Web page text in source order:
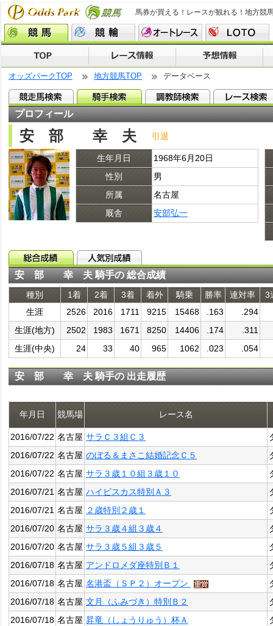
馬券が買える！レースが観れる！地方競
オッズパークTOP 地方競馬TOP データベース
プロフィール
安 部 幸 夫 引退
生年月日
1968年6月20日
性別
男
所属
名古屋
厩舎
安部弘一
安 部 幸 夫 騎手の 総合成績
種別 1着 2着 3着 着外 騎乗 勝率 連対率
3
生涯
2526 2016 1711 9215 15468 .163
.294
生涯(地方)
2502 1983 1671 8250 14406 .174
.311
生涯(中央)
24 33 40 965 1062 .023 .054
安 部 幸 夫 騎手の 出走履歴
年月日 競馬場 レース名
2016/07/22 名古屋 サラＣ３組Ｃ３
2016/07/22 名古屋 のぼる＆まさこ結婚記念Ｃ５
2016/07/22 名古屋 サラ３歳１０組３歳１０
2016/07/21 名古屋 ハイビスカス特別Ａ３
2016/07/21 名古屋 ２歳特別２歳１
2016/07/20 名古屋 サラ３歳４組３歳４
2016/07/20 名古屋 サラ３歳５組３歳５
2016/07/18 名古屋 アンドロメダ座特別Ｂ１
2016/07/18 名古屋 名港盃（ＳＰ２）オープン
2016/07/18 名古屋 文月（ふみづき）特別Ｂ２
2016/07/18 名古屋 昇竜（しょうりゅう）杯Ａ